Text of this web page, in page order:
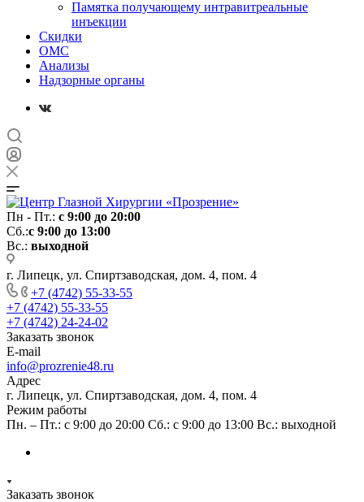
Памятка получающему интравитреальные
инъекции
Скидки
ОМС
Анализы
Надзорные органы
Пн - Пт.: с 9:00 до 20:00
Сб.:с 9:00 до 13:00
Вс.: выходной
г. Липецк, ул. Спиртзаводская, дом. 4, пом. 4
+7 (4742) 55-33-55
+7 (4742) 55-33-55
+7 (4742) 24-24-02
Заказать звонок
E-mail
info@prozrenie48.ru
Адрес
г. Липецк, ул. Спиртзаводская, дом. 4, пом. 4
Режим работы
Пн. – Пт.: с 9:00 до 20:00 Сб.: с 9:00 до 13:00 Вс.: выходной
Заказать звонок